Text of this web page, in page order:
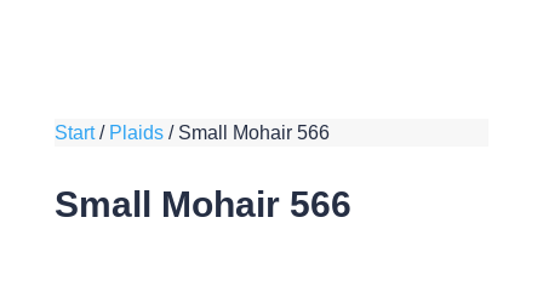
Start/ Plaids/ Small Mohair 566
Small Mohair 566